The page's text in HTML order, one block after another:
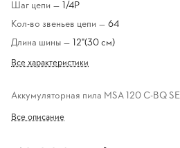
Шаг цепи — 1/4Р
Кол-во звеньев цепи — 64
Длина шины — 12"(30 см)
Все характеристики
Аккумуляторная пила MSA 120 C-BQ
Все описание